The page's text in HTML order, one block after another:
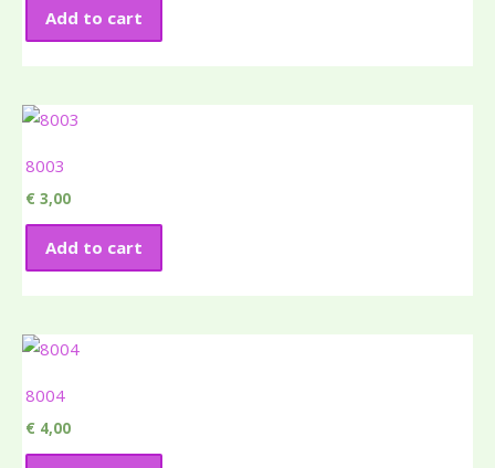
Add to cart
8003
€ 3,00
Add to cart
8004
€ 4,00